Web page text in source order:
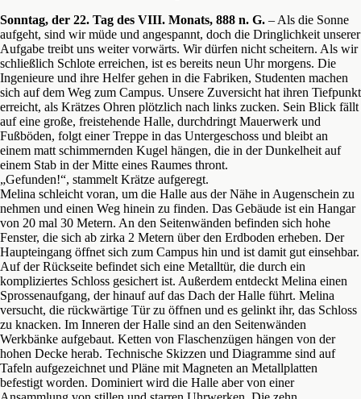
Sonntag, der 22. Tag des VIII. Monats, 888 n. G. – Als die Sonne
aufgeht, sind wir müde und angespannt, doch die Dringlichkeit unserer
Aufgabe treibt uns weiter vorwärts. Wir dürfen nicht scheitern. Als wir
schließlich Schlote erreichen, ist es bereits neun Uhr morgens. Die
Ingenieure und ihre Helfer gehen in die Fabriken, Studenten machen
sich auf dem Weg zum Campus. Unsere Zuversicht hat ihren Tiefpunkt
erreicht, als Krätzes Ohren plötzlich nach links zucken. Sein Blick fällt
auf eine große, freistehende Halle, durchdringt Mauerwerk und
Fußböden, folgt einer Treppe in das Untergeschoss und bleibt an
einem matt schimmernden Kugel hängen, die in der Dunkelheit auf
einem Stab in der Mitte eines Raumes thront.
„Gefunden!“, stammelt Krätze aufgeregt.
Melina schleicht voran, um die Halle aus der Nähe in Augenschein zu
nehmen und einen Weg hinein zu finden. Das Gebäude ist ein Hangar
von 20 mal 30 Metern. An den Seitenwänden befinden sich hohe
Fenster, die sich ab zirka 2 Metern über den Erdboden erheben. Der
Haupteingang öffnet sich zum Campus hin und ist damit gut einsehbar.
Auf der Rückseite befindet sich eine Metalltür, die durch ein
kompliziertes Schloss gesichert ist. Außerdem entdeckt Melina einen
Sprossenaufgang, der hinauf auf das Dach der Halle führt. Melina
versucht, die rückwärtige Tür zu öffnen und es gelinkt ihr, das Schloss
zu knacken. Im Inneren der Halle sind an den Seitenwänden
Werkbänke aufgebaut. Ketten von Flaschenzügen hängen von der
hohen Decke herab. Technische Skizzen und Diagramme sind auf
Tafeln aufgezeichnet und Pläne mit Magneten an Metallplatten
befestigt worden. Dominiert wird die Halle aber von einer